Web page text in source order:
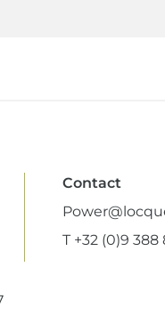
Contact
T +32 (0)9 388